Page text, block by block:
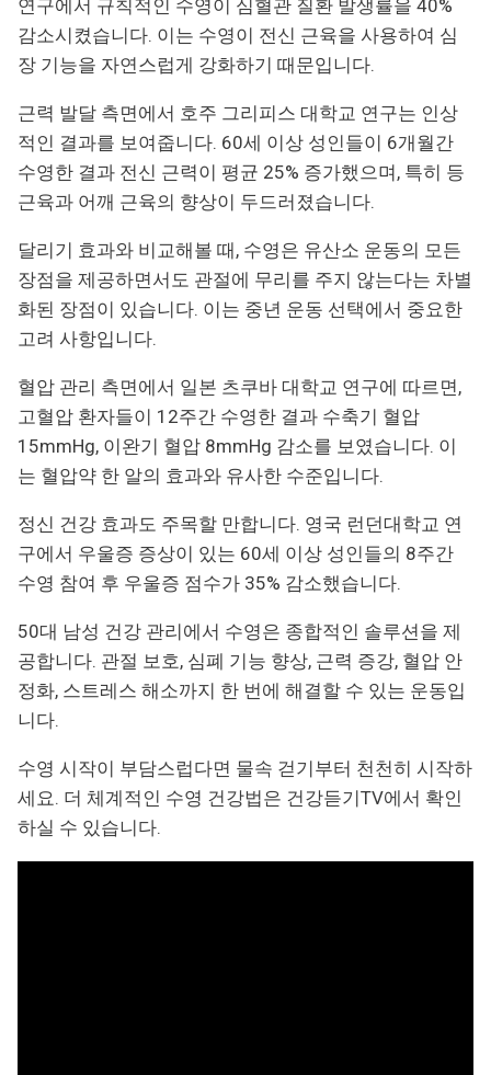
연구에서 규칙적인 수영이 심혈관 질환 발생률을 40%
감소시켰습니다. 이는 수영이 전신 근육을 사용하여 심
장 기능을 자연스럽게 강화하기 때문입니다.
근력 발달 측면에서 호주 그리피스 대학교 연구는 인상
적인 결과를 보여줍니다. 60세 이상 성인들이 6개월간
수영한 결과 전신 근력이 평균 25% 증가했으며, 특히 등
근육과 어깨 근육의 향상이 두드러졌습니다.
달리기 효과와 비교해볼 때, 수영은 유산소 운동의 모든
장점을 제공하면서도 관절에 무리를 주지 않는다는 차별
화된 장점이 있습니다. 이는 중년 운동 선택에서 중요한
고려 사항입니다.
혈압 관리 측면에서 일본 츠쿠바 대학교 연구에 따르면,
고혈압 환자들이 12주간 수영한 결과 수축기 혈압
15mmHg, 이완기 혈압 8mmHg 감소를 보였습니다. 이
는 혈압약 한 알의 효과와 유사한 수준입니다.
정신 건강 효과도 주목할 만합니다. 영국 런던대학교 연
구에서 우울증 증상이 있는 60세 이상 성인들의 8주간
수영 참여 후 우울증 점수가 35% 감소했습니다.
50대 남성 건강 관리에서 수영은 종합적인 솔루션을 제
공합니다. 관절 보호, 심폐 기능 향상, 근력 증강, 혈압 안
정화, 스트레스 해소까지 한 번에 해결할 수 있는 운동입
니다.
수영 시작이 부담스럽다면 물속 걷기부터 천천히 시작하
세요. 더 체계적인 수영 건강법은 건강듣기TV에서 확인
하실 수 있습니다.